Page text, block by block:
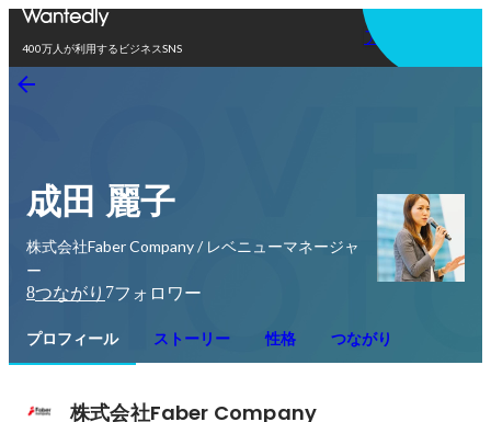
400万人が利用するビジネスSNS
アプリを使う
成田 麗子
株式会社Faber Company / レベニューマネージャ
ー
8つながり 7フォロワー
プロフィール ストーリー 性格 つながり
株式会社Faber Company